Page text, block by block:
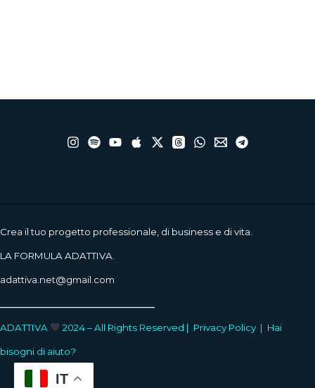
Crea il tuo progetto professionale, di business e di vita.
LA FORMULA ADATTIVA.
adattiva.net@gmail.com
ADATTIVA 2024 – All Rights Reserved | Privacy Policy | Hai
bisogni di aiuto?
IT